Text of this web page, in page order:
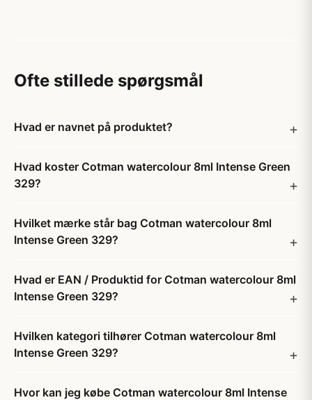
Ofte stillede spørgsmål
Hvad er navnet på produktet?
Hvad koster Cotman watercolour 8ml Intense Green
329?
Hvilket mærke står bag Cotman watercolour 8ml
Intense Green 329?
Hvad er EAN / Produktid for Cotman watercolour 8ml
Intense Green 329?
Hvilken kategori tilhører Cotman watercolour 8ml
Intense Green 329?
Hvor kan jeg købe Cotman watercolour 8ml Intense